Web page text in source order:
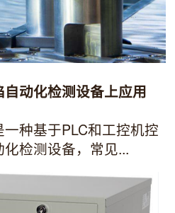
动化检测设备上应用
种基于PLC和工控机控
检测设备，常见...